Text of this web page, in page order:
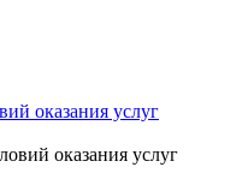
оказания услуг